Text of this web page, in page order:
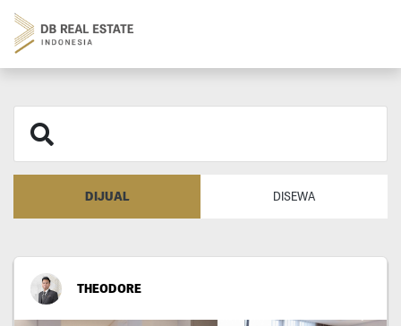
DIJUAL DISEWA
THEODORE